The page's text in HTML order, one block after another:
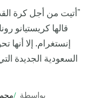
"أتيت من أجل كرة
قالها كريستيانو
إنستغرام. إلا
السعودية الجديدة
بواسطة /